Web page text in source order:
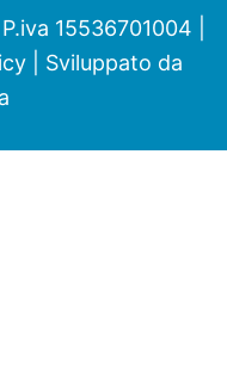
15536701004 |
| Sviluppato da